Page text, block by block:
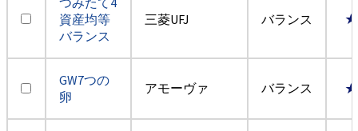
資産均等
バランス
三菱UFJ バランス
GW7つの
卵
アモーヴァ バランス